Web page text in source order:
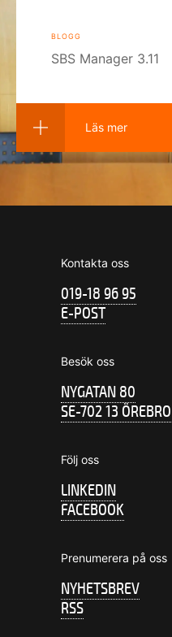
blogg
SBS Manager 3.11
Läs mer
Kontakta oss
019-18 96 95
E-POST
Besök oss
NYGATAN 80
SE-702 13 ÖREBRO
Följ oss
LINKEDIN
FACEBOOK
Prenumerera på oss
NYHETSBREV
RSS